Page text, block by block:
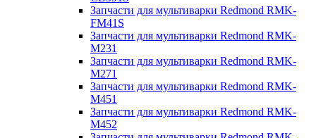
Запчасти для мультиварки Redmond RMK-
FM41S
Запчасти для мультиварки Redmond RMK-
M231
Запчасти для мультиварки Redmond RMK-
M271
Запчасти для мультиварки Redmond RMK-
M451
Запчасти для мультиварки Redmond RMK-
M452